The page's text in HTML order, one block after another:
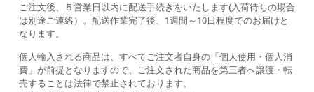
ご注文後、５営業日以内に配送手続きをいたします(入荷待ちの場合
は別途ご連絡）。配送作業完了後、1週間～10日程度でのお届けと
なります。
個人輸入される商品は、すべてご注文者自身の「個人使用・個人消
費」が前提となりますので、ご注文された商品を第三者へ譲渡・転
売することは法律で禁止されております。